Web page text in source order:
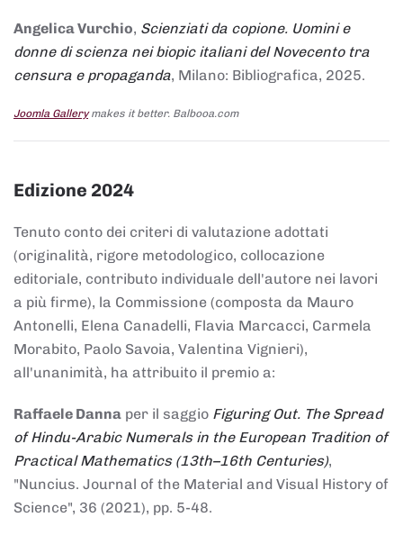
Angelica Vurchio, Scienziati da copione. Uomini e
donne di scienza nei biopic italiani del Novecento tra
censura e propaganda, Milano: Bibliografica, 2025.
Joomla Gallerymakes it better. Balbooa.com
Edizione 2024
Tenuto conto dei criteri di valutazione adottati
(originalità, rigore metodologico, collocazione
editoriale, contributo individuale dell'autore nei lavori
a più firme), la Commissione (composta da Mauro
Antonelli, Elena Canadelli, Flavia Marcacci, Carmela
Morabito, Paolo Savoia, Valentina Vignieri),
all'unanimità, ha attribuito il premio a:
Raffaele Danna per il saggio Figuring Out. The Spread
of Hindu-Arabic Numerals in the European Tradition of
Practical Mathematics (13th–16th Centuries),
"Nuncius. Journal of the Material and Visual History of
Science", 36 (2021), pp. 5-48.